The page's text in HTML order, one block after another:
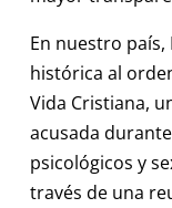
En nuestro
histórica al
Vida Cristiana,
acusada
psicológicos y
través de una